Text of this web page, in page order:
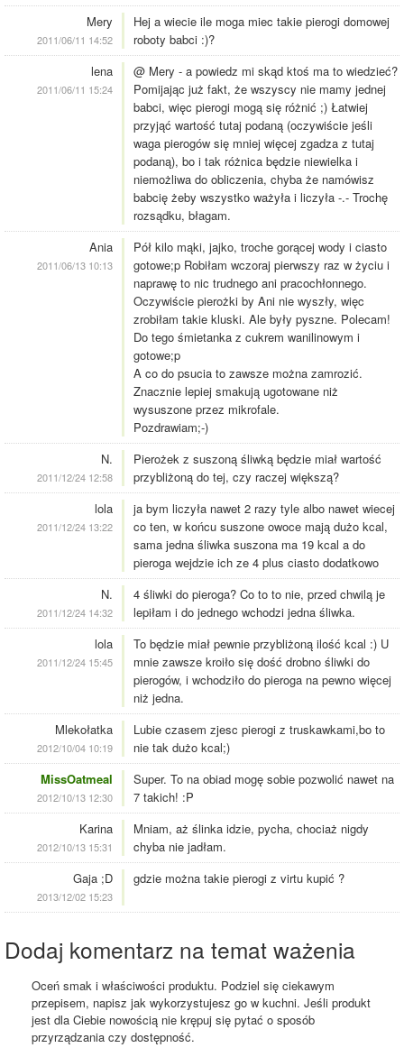
Mery
2011/06/11 14:52
Hej a wiecie ile moga miec takie pierogi domowej
roboty babci :)?
lena
2011/06/11 15:24
@ Mery - a powiedz mi skąd ktoś ma to wiedzieć?
Pomijając już fakt, że wszyscy nie mamy jednej
babci, więc pierogi mogą się różnić ;) Łatwiej
przyjąć wartość tutaj podaną (oczywiście jeśli
waga pierogów się mniej więcej zgadza z tutaj
podaną), bo i tak różnica będzie niewielka i
niemożliwa do obliczenia, chyba że namówisz
babcię żeby wszystko ważyła i liczyła -.- Trochę
rozsądku, błagam.
Ania
2011/06/13 10:13
Pół kilo mąki, jajko, troche gorącej wody i ciasto
gotowe;p Robiłam wczoraj pierwszy raz w życiu i
naprawę to nic trudnego ani pracochłonnego.
Oczywiście pierożki by Ani nie wyszły, więc
zrobiłam takie kluski. Ale były pyszne. Polecam!
Do tego śmietanka z cukrem wanilinowym i
gotowe;p
A co do psucia to zawsze można zamrozić.
Znacznie lepiej smakują ugotowane niż
wysuszone przez mikrofale.
Pozdrawiam;-)
N.
2011/12/24 12:58
Pierożek z suszoną śliwką będzie miał wartość
przybliżoną do tej, czy raczej większą?
lola
2011/12/24 13:22
ja bym liczyła nawet 2 razy tyle albo nawet wiecej
co ten, w końcu suszone owoce mają dużo kcal,
sama jedna śliwka suszona ma 19 kcal a do
pieroga wejdzie ich ze 4 plus ciasto dodatkowo
N.
2011/12/24 14:32
4 śliwki do pieroga? Co to to nie, przed chwilą je
lepiłam i do jednego wchodzi jedna śliwka.
lola
2011/12/24 15:45
To będzie miał pewnie przybliżoną ilość kcal :) U
mnie zawsze kroiło się dość drobno śliwki do
pierogów, i wchodziło do pieroga na pewno więcej
niż jedna.
Mlekołatka
2012/10/04 10:19
Lubie czasem zjesc pierogi z truskawkami,bo to
nie tak dużo kcal;)
MissOatmeal
2012/10/13 12:30
Super. To na obiad mogę sobie pozwolić nawet na
7 takich! :P
Karina
2012/10/13 15:31
Mniam, aż ślinka idzie, pycha, chociaż nigdy
chyba nie jadłam.
Gaja ;D
2013/12/02 15:23
gdzie można takie pierogi z virtu kupić ?
Dodaj komentarz na temat ważenia
Oceń smak i właściwości produktu. Podziel się ciekawym
przepisem, napisz jak wykorzystujesz go w kuchni. Jeśli produkt
jest dla Ciebie nowością nie krępuj się pytać o sposób
przyrządzania czy dostępność.